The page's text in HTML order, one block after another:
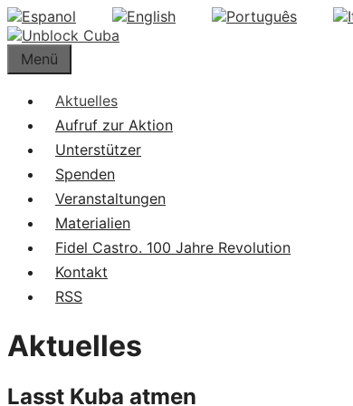
Springe
zum
Inhalt
Menü
Aktuelles
Aufruf zur Aktion
Unterstützer
Spenden
Veranstaltungen
Materialien
Fidel Castro. 100 Jahre Revolution
Kontakt
RSS
Aktuelles
Lasst Kuba atmen